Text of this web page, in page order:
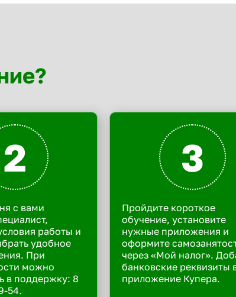
2
с вами
работы и
удобное
При
можно
в поддержку: 8
54.
3
Пройдите короткое
обучение, установите
нужные приложения и
оформите
через «Мой налог».
банковские реквизиты
приложение Купера.